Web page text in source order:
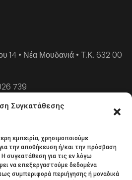
Συγκατάθεσης
εμπειρία, χρησιμοποιούμε
την αποθήκευση ή/και την πρόσβαση
συγκατάθεση για τις εν λόγω
να επεξεργαστούμε δεδομένα
συμπεριφορά περιήγησης ή μοναδικά
14 • Νέα Μουδανιά • Τ.Κ. 632 00
739